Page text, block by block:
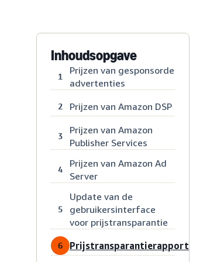
Inhoudsopgave
1
Prijzen van gesponsorde
advertenties
2 Prijzen van Amazon DSP
3
Prijzen van Amazon
Publisher Services
4
Prijzen van Amazon Ad
Server
5
Update van de
gebruikersinterface
voor prijstransparantie
6 Prijstransparantierapport